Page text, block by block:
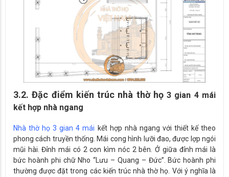
3.2. Đặc điểm kiến trúc nhà thờ họ3 gian 4 mái
kết hợp nhà ngang
Nhà thờ họ 3 gian 4 mái kết hợp nhà ngang với thiết kế theo
phong cách truyền thống. Mái cong hình lưỡi đao, được lợp ngói
mũi hài. Đỉnh mái có 2 con kìm nóc 2 bên. Ở giữa đỉnh mái là
bức hoành phi chữ Nho “Lưu – Quang – Đức”. Bức hoành phi
thường được đặt trong các kiến trúc nhà thờ họ. Với ý nghĩa là